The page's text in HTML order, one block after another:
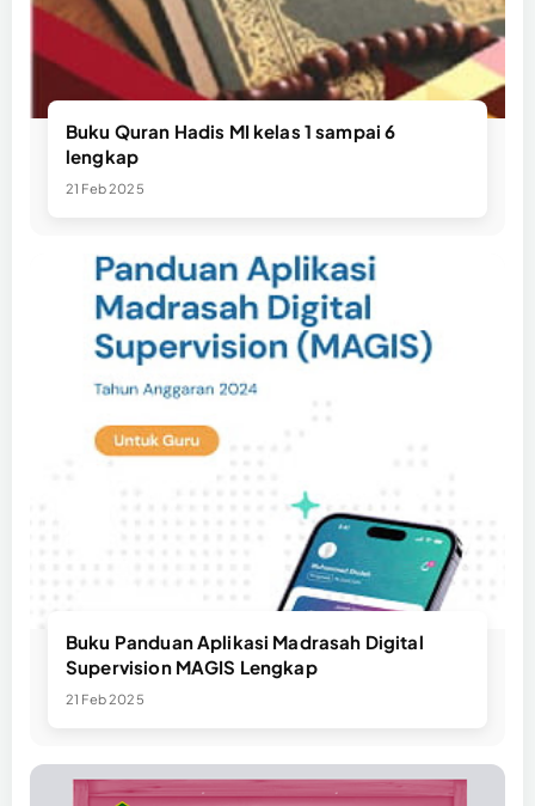
Buku Quran Hadis MI kelas 1 sampai 6
lengkap
21 Feb 2025
Buku Panduan Aplikasi Madrasah Digital
Supervision MAGIS Lengkap
21 Feb 2025